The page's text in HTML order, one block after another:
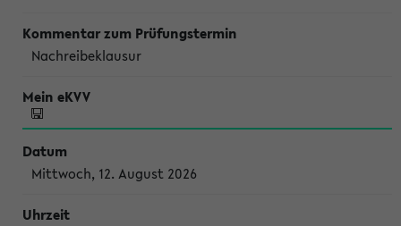
Nachreibeklausur
Mittwoch, 12. August 2026